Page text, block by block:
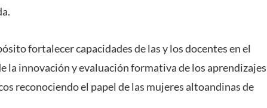
fortalecer capacidades de las y los docentes en el
la innovación y evaluación formativa de los aprendizajes
reconociendo el papel de las mujeres altoandinas de